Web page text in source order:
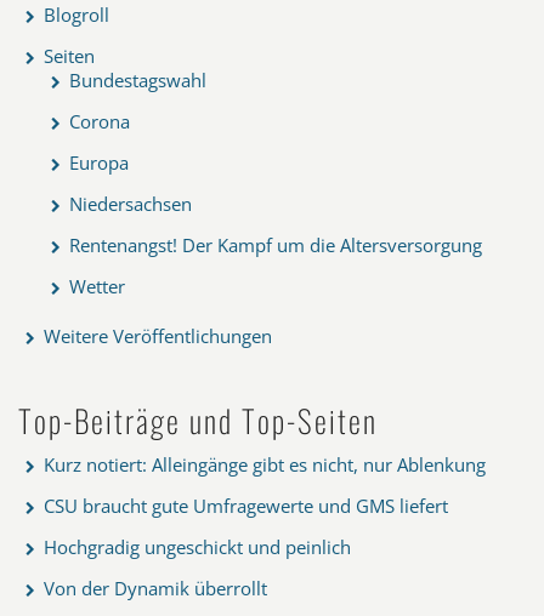
Blogroll
Seiten
Bundestagswahl
Corona
Europa
Niedersachsen
Rentenangst! Der Kampf um die Altersversorgung
Wetter
Weitere Veröffentlichungen
Top-Beiträge und Top-Seiten
Kurz notiert: Alleingänge gibt es nicht, nur Ablenkung
CSU braucht gute Umfragewerte und GMS liefert
Hochgradig ungeschickt und peinlich
Von der Dynamik überrollt